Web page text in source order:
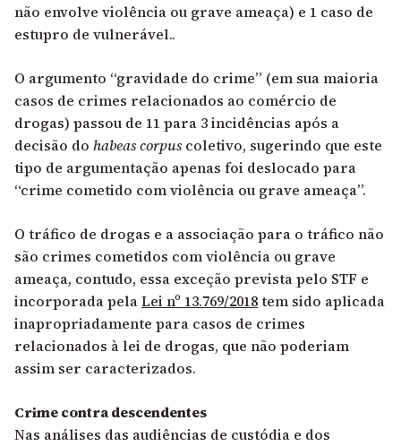
não envolve violência ou grave ameaça) e 1 caso de
estupro de vulnerável..
O argumento “gravidade do crime” (em sua maioria
casos de crimes relacionados ao comércio de
drogas) passou de 11 para 3 incidências após a
decisão do habeas corpuscoletivo, sugerindo que este
tipo de argumentação apenas foi deslocado para
“crime cometido com violência ou grave ameaça”.
O tráfico de drogas e a associação para o tráfico não
são crimes cometidos com violência ou grave
ameaça, contudo, essa exceção prevista pelo STF e
incorporada pelaLei nº 13.769/2018tem sido aplicada
inapropriadamente para casos de crimes
relacionados à lei de drogas, que não poderiam
assim ser caracterizados.
Crime contra descendentes
Nas análises das audiências de custódia e dos